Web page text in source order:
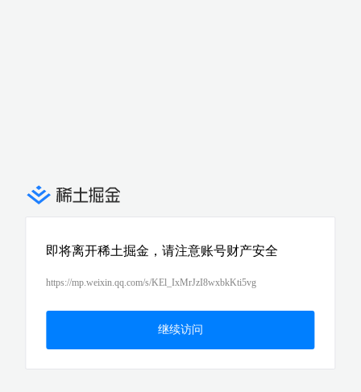
即将离开稀土掘金，请注意账号财产安全
https://mp.weixin.qq.com/s/KEl_IxMrJzI8wxbkKti5vg
继续访问